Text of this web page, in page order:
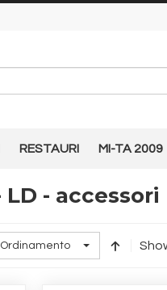
RESTAURI MI-TA 2009
- accessori
Ordinamento